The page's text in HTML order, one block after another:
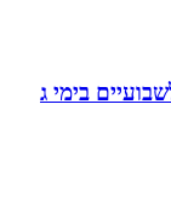
בימי ג